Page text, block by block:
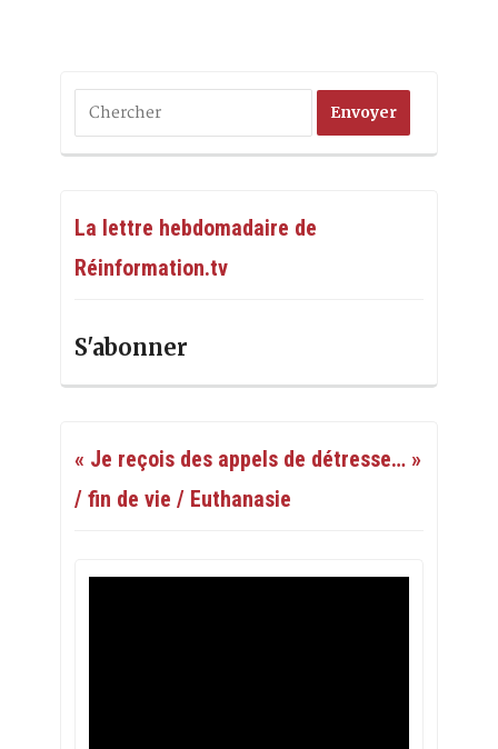
La lettre hebdomadaire de
Réinformation.tv
S'abonner
« Je reçois des appels de détresse… »
/ fin de vie / Euthanasie